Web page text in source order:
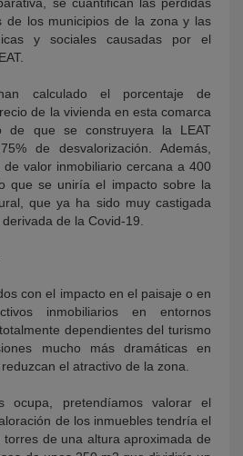
de los municipios de la zona y las
y sociales causadas por el
calculado el porcentaje de
de la vivienda en esta comarca
de que se construyera la LEAT
de desvalorización. Además,
valor inmobiliario cercana a 400
que se uniría el impacto sobre la
que ya ha sido muy castigada
de la Covid-19.
con el impacto en el paisaje o en
inmobiliarios en entornos
dependientes del turismo
mucho más dramáticas en
el atractivo de la zona.
ocupa, pretendíamos valorar el
de los inmuebles tendría el
torres de una altura aproximada de